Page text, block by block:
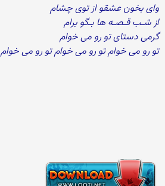
وای بخون عشقو از توی چشام
از شـب قـصـه ها بـگو برام
گرمی دستای تو رو می خوام
تو رو می خوام تو رو می خوام تو رو می خوام